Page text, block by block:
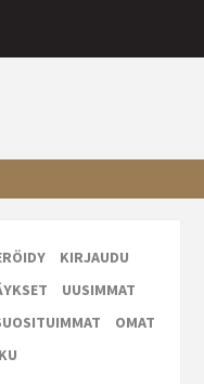
KIRJAUDU
UUSIMMAT
OMAT